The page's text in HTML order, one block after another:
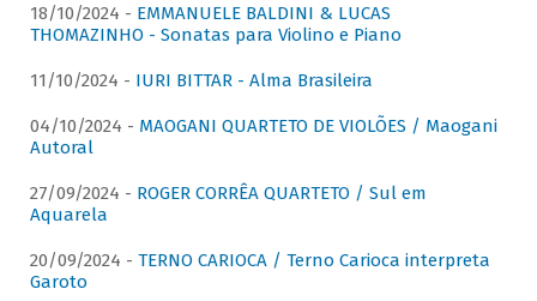
18/10/2024 - EMMANUELE BALDINI & LUCAS
THOMAZINHO - Sonatas para Violino e Piano
11/10/2024 - IURI BITTAR - Alma Brasileira
04/10/2024 - MAOGANI QUARTETO DE VIOLÕES / Maogani
Autoral
27/09/2024 - ROGER CORRÊA QUARTETO / Sul em
Aquarela
20/09/2024 - TERNO CARIOCA / Terno Carioca interpreta
Garoto